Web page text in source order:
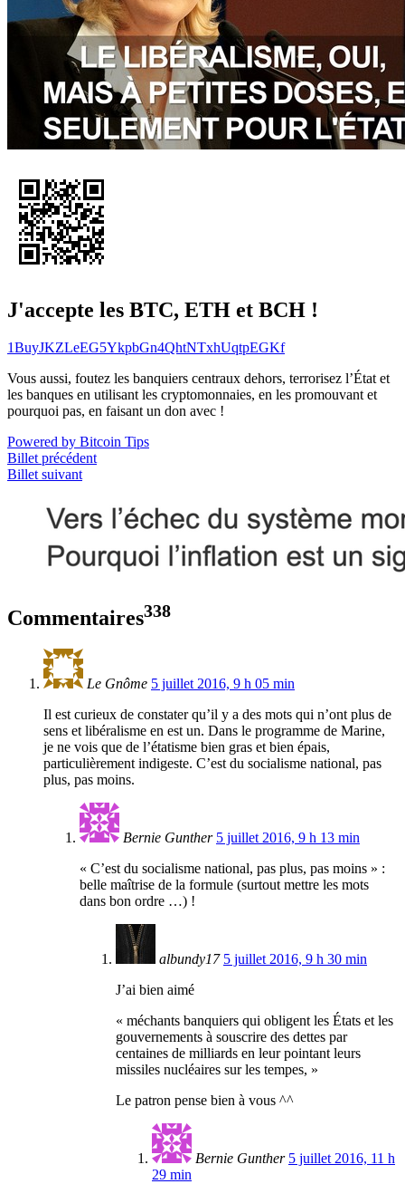
J'accepte les BTC, ETH et BCH !
1BuyJKZLeEG5YkpbGn4QhtNTxhUqtpEGKf
Vous aussi, foutez les banquiers centraux dehors, terrorisez l’État et
les banques en utilisant les cryptomonnaies, en les promouvant et
pourquoi pas, en faisant un don avec !
Powered by Bitcoin Tips
Billet précédent
Billet suivant
Commentaires338
Le Gnôme 5 juillet 2016, 9 h 05 min
Il est curieux de constater qu’il y a des mots qui n’ont plus de
sens et libéralisme en est un. Dans le programme de Marine,
je ne vois que de l’étatisme bien gras et bien épais,
particulièrement indigeste. C’est du socialisme national, pas
plus, pas moins.
Bernie Gunther 5 juillet 2016, 9 h 13 min
« C’est du socialisme national, pas plus, pas moins » :
belle maîtrise de la formule (surtout mettre les mots
dans bon ordre …) !
albundy17 5 juillet 2016, 9 h 30 min
J’ai bien aimé
« méchants banquiers qui obligent les États et les
gouvernements à souscrire des dettes par
centaines de milliards en leur pointant leurs
missiles nucléaires sur les tempes, »
Le patron pense bien à vous ^^
Bernie Gunther 5 juillet 2016, 11 h
29 min